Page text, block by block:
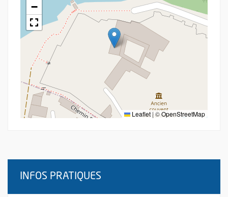
−
Leaflet|©OpenStreetMap
INFOS PRATIQUES